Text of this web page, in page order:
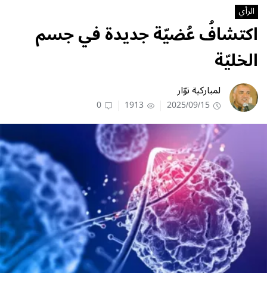
الرأي
اكتشافُ عُضيّة جديدة في جسم
الخليّة
لمباركية نوّار
2025/09/15
1913
0